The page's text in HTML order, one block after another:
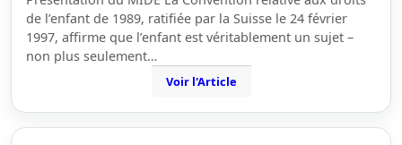
de l’enfant de 1989, ratifiée par la Suisse le 24 février
1997, affirme que l’enfant est véritablement un sujet –
non plus seulement…
Voir l'Article